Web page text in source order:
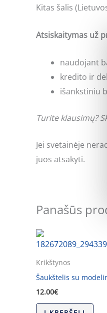
Kitas šalis
Atsiskaitymas už
naudojant
kredito ir
išankstiniu
Turite klausimų?
Jei svetainėje
juos atsakyti.
Panašūs
Krikštynos
Šaukštelis su
12.00€